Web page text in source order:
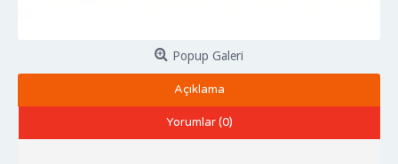
Popup Galeri
Açıklama
Yorumlar (0)